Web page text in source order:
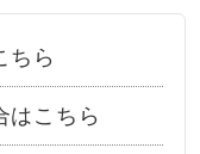
ちら
はこちら